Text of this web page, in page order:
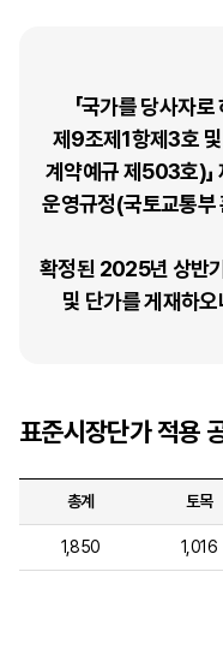
「국가를 당사자
제9조제1항제3호 및
계약예규 제503호)」
운영규정(국토교통
확정된 2025년 상반
및 단가를 게재하
표준시장단가 적용
총계 토목
1,850 1,016